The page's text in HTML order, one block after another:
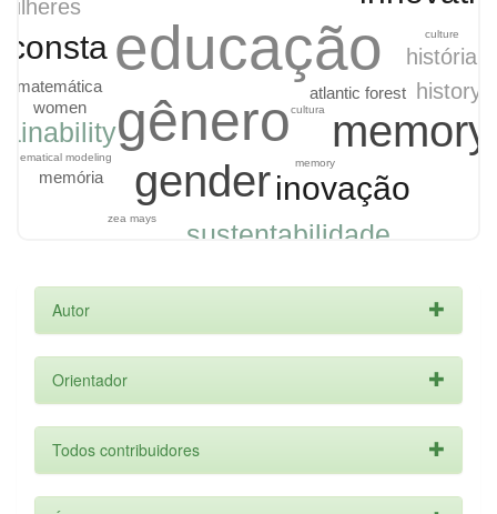
educação
gênero
gender
memory
inovação
consta
sustentabilidade
história
history
women
matemática atlantic forest
memória
zea mays
memory
culture
modeling
cultura
Autor
Orientador
Todos contribuidores